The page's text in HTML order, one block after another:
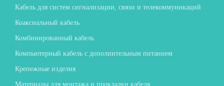
Кабель для систем сигнализации, связи и телекоммуникаций
Коаксиальный кабель
Комбинированный кабель
Компьютерный кабель с дополнительным питанием
Крепежные изделия
Материалы для монтажа и прокладки кабеля